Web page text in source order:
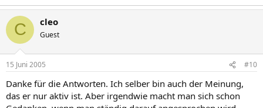
C cleo
Guest
15 Juni 2005 #10
Danke für die Antworten. Ich selber bin auch der Meinung,
das er nur aktiv ist. Aber irgendwie macht man sich schon